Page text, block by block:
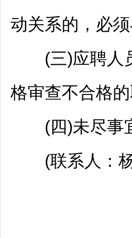
动关系的，必
(三)应聘人员
格审查不合格
(四)未尽事
(联系人：杨